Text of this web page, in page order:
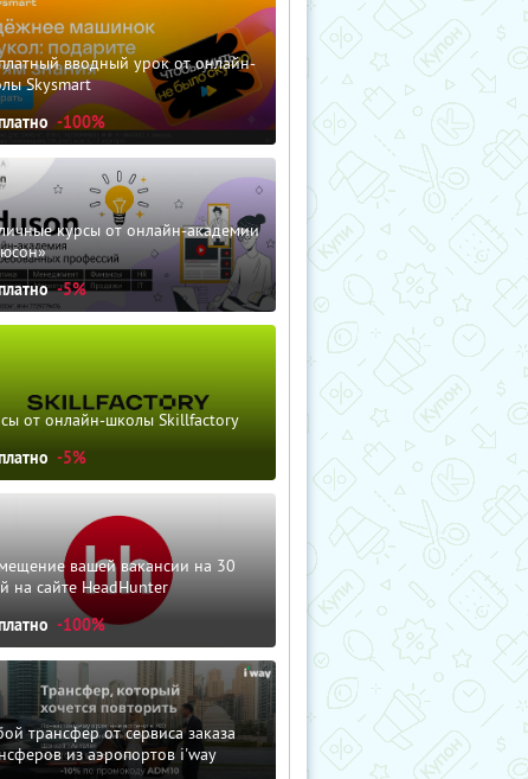
вводный урок от онлайн-
Skysmart
-100%
курсы от онлайн-академии
-5%
от онлайн-школы Skillfactory
-5%
вашей вакансии на 30
на сайте HeadHunter
-100%
трансфер от сервиса заказа
из аэропортов i'way